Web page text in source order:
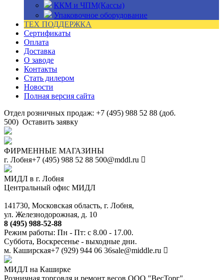
ККМ и ЧПМ(Кассы)
Упаковочное оборудование
ТЕХ ПОДДЕРЖКА
Сертификаты
Оплата
Доставка
О заводе
Контакты
Стать дилером
Новости
Полная версия сайта
Отдел розничных продаж: +7 (495) 988 52 88 (доб.
500) Оставить заявку
ФИРМЕННЫЕ МАГАЗИНЫ
г. Лобня+7 (495) 988 52 88 500@mddl.ru
МИДЛ в г. Лобня
Центральный офис МИДЛ
141730, Московская область, г. Лобня,
ул. Железнодорожная, д. 10
8 (495) 988-52-88
Режим работы: Пн - Пт: с 8.00 - 17.00.
Суббота, Воскресенье - выходные дни.
м. Каширская+7 (929) 944 06 36sale@middle.ru
МИДЛ на Каширке
Розничная торговля и ремонт весов ООО "ВесТорг".